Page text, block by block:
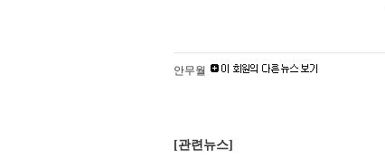
안무월
[관련뉴스]